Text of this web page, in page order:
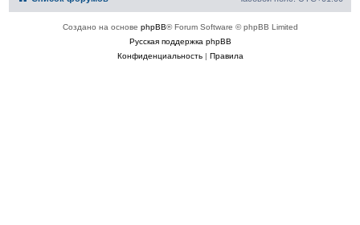
Создано на основе phpBB® Forum Software © phpBB Limited
Русская поддержка phpBB
Конфиденциальность| Правила